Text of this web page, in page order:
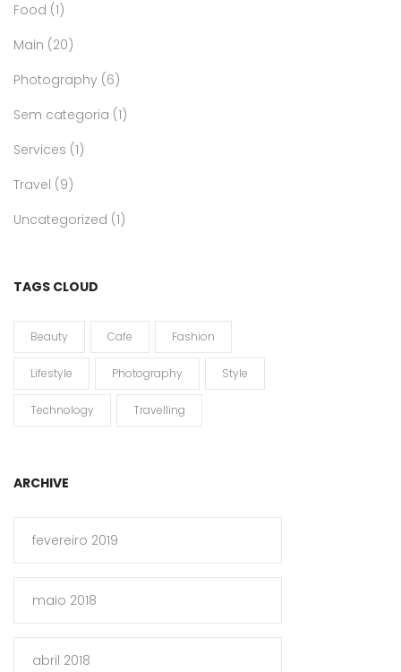
Food (1)
Main (20)
Photography (6)
Sem categoria (1)
Services (1)
Travel (9)
Uncategorized (1)
TAGS CLOUD
Beauty Cafe Fashion
Lifestyle Photography Style
Technology Travelling
ARCHIVE
fevereiro 2019
maio 2018
abril 2018